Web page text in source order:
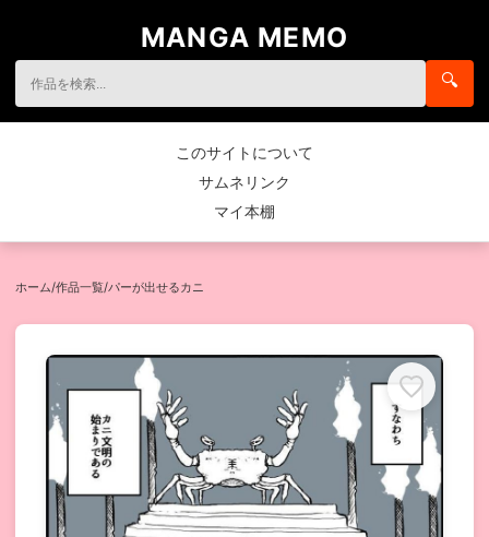
MANGA MEMO
🔍
このサイトについて
サムネリンク
マイ本棚
ホーム/作品一覧/パーが出せるカニ